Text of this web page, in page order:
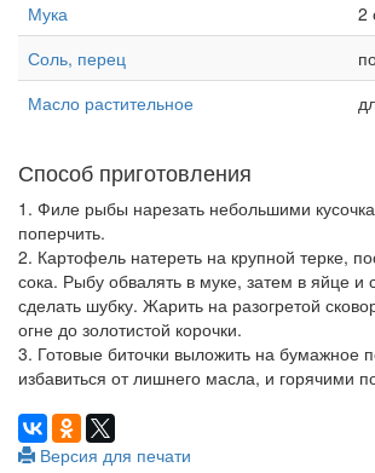
Мука
2
Соль, перец
Масло растительное
Способ приготовления
1. Филе рыбы нарезать небольшими
поперчить.
2. Картофель натереть на крупной терке,
сока. Рыбу обвалять в муке, затем в яйце и
сделать шубку. Жарить на разогретой
огне до золотистой корочки.
3. Готовые биточки выложить на бумажное
избавиться от лишнего масла, и горячими
Версия для печати